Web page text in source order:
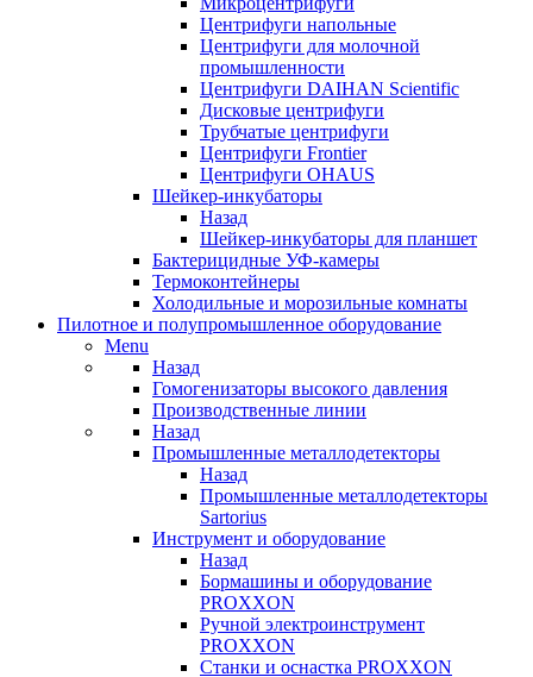
Центрифуги напольные
Центрифуги для молочной
промышленности
Центрифуги DAIHAN Scientific
Дисковые центрифуги
Трубчатые центрифуги
Центрифуги Frontier
Центрифуги OHAUS
Шейкер-инкубаторы
Назад
Шейкер-инкубаторы для планшет
Бактерицидные УФ-камеры
Термоконтейнеры
Холодильные и морозильные комнаты
Пилотное и полупромышленное оборудование
Menu
Назад
Гомогенизаторы высокого давления
Производственные линии
Назад
Промышленные металлодетекторы
Назад
Промышленные металлодетекторы
Sartorius
Инструмент и оборудование
Назад
Бормашины и оборудование
PROXXON
Ручной электроинструмент
PROXXON
Cтанки и оснастка PROXXON